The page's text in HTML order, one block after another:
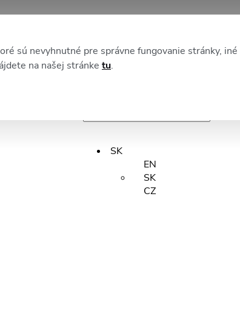
SK
EN
SK
CZ
sú nevyhnutné pre správne fungovanie stránky,
na našej stránke tu.